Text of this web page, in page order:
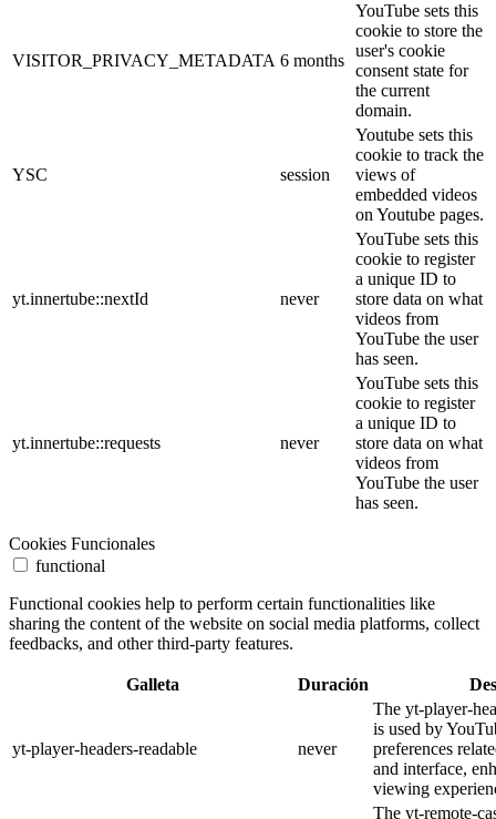
VISITOR_PRIVACY_METADATA 6 months
YouTube sets this
cookie to store the
user's cookie
consent state for
the current
domain.
YSC session
Youtube sets this
cookie to track the
views of
embedded videos
on Youtube pages.
yt.innertube::nextId never
YouTube sets this
cookie to register
a unique ID to
store data on what
videos from
YouTube the user
has seen.
yt.innertube::requests never
YouTube sets this
cookie to register
a unique ID to
store data on what
videos from
YouTube the user
has seen.
Cookies Funcionales
functional
Functional cookies help to perform certain functionalities like
sharing the content of the website on social media platforms, collect
feedbacks, and other third-party features.
Galleta Duración
yt-player-headers-readable never
The yt-player-
is used by
preferences
and interface,
viewing
The yt-remote-